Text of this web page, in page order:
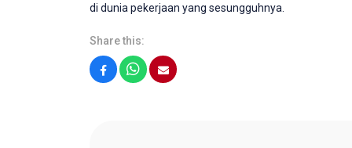
di dunia pekerjaan yang sesungguhnya.
Share this: